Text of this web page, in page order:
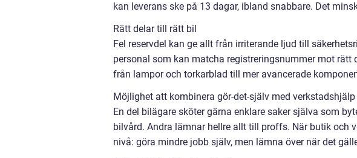
kan leverans ske på 13 dagar, ibland snabbare. Det
Rätt delar till rätt bil
Fel reservdel kan ge allt från irriterande ljud till
personal som kan matcha registreringsnummer mot
från lampor och torkarblad till mer avancerade
Möjlighet att kombinera gör-det-själv med verkstadshjälp
En del bilägare sköter gärna enklare saker själva som
bilvård. Andra lämnar hellre allt till proffs. När butik och
nivå: göra mindre jobb själv, men lämna över när det